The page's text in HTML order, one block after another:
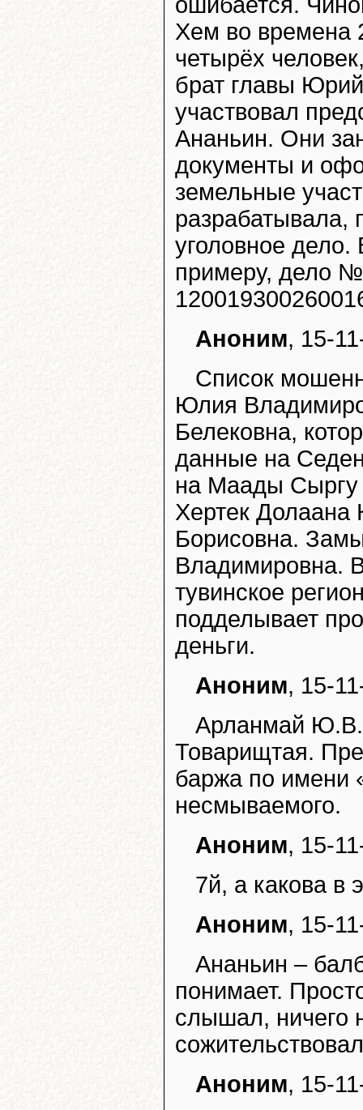
Хем во времена
четырёх
брат главы
участвовал
Ананьин. Они
документы и
земельные
разрабатывала,
уголовное дело.
примеру, дело
Аноним, 15-
Список
Юлия
Белековна,
данные на
на Маады Сыргу
Хертек Долаана
Борисовна.
Владимировна.
тувинское
подделывает
деньги.
Аноним, 15-
Арланмай Ю.В.
Товарищтая.
баржа по имени
несмываемого.
Аноним, 15-
7й, а какова в
Аноним, 15-
Ананьин –
понимает.
слышал, ничего
Аноним, 15-